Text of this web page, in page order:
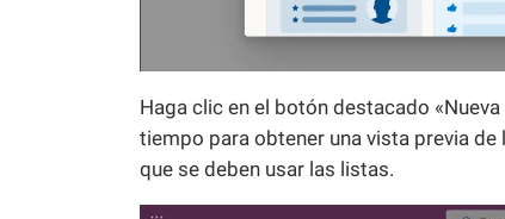
Haga clic en el botón destacado
tiempo para obtener una vista previa
que se deben usar las listas.